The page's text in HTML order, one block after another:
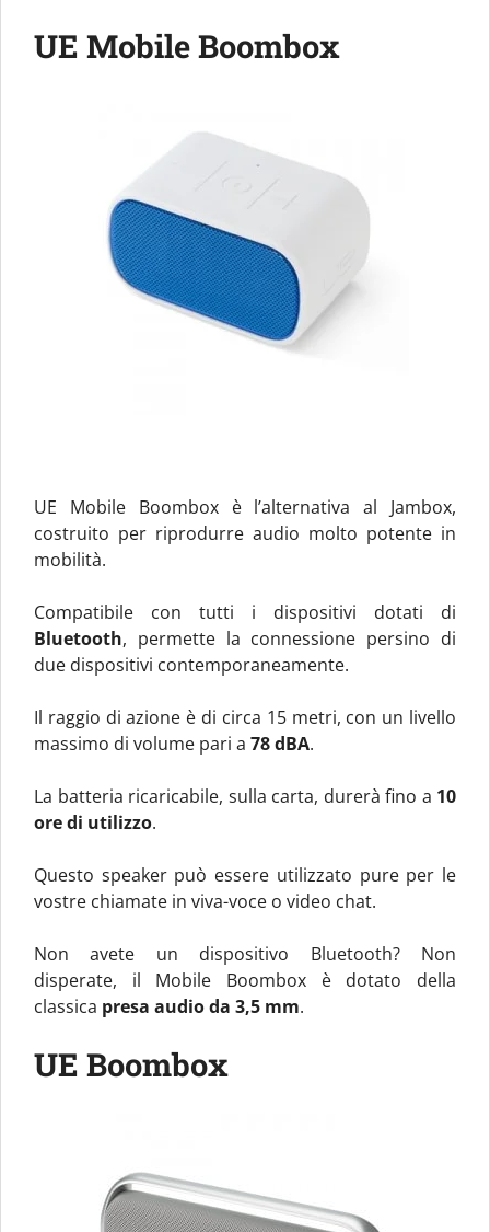
UE Mobile Boombox
UE Mobile Boombox è l’alternativa al Jambox,
costruito per riprodurre audio molto potente in
mobilità.
Compatibile con tutti i dispositivi dotati di
Bluetooth, permette la connessione persino di
due dispositivi contemporaneamente.
Il raggio di azione è di circa 15 metri, con un livello
massimo di volume pari a 78 dBA.
La batteria ricaricabile, sulla carta, durerà fino a 10
ore di utilizzo.
Questo speaker può essere utilizzato pure per le
vostre chiamate in viva-voce o video chat.
Non avete un dispositivo Bluetooth? Non
disperate, il Mobile Boombox è dotato della
classica presa audio da 3,5 mm.
UE Boombox